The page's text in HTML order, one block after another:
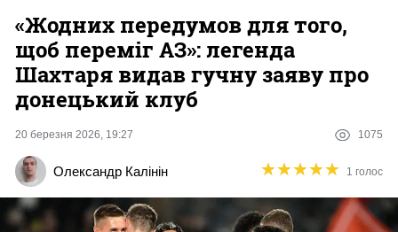
Єврокубки
УПЛ
Різне
«Жодних передумов для того,
щоб переміг АЗ»: легенда
Шахтаря видав гучну заяву про
донецький клуб
20 березня 2026, 19:27 1075
Олександр Калінін ★★★★★
★★★★★ 1 голос